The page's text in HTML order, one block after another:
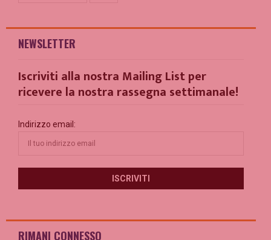
NEWSLETTER
Iscriviti alla nostra Mailing List per
ricevere la nostra rassegna settimanale!
Indirizzo email:
RIMANI CONNESSO